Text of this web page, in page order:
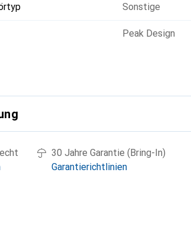
Sonstige
Peak Design
30 Jahre Garantie (Bring-In)
Garantierichtlinien